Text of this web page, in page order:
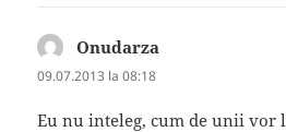
Onudarza
09.07.2013 la 08:18
Eu nu inteleg, cum de unii vor